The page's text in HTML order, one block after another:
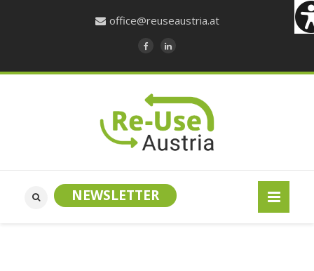
office@reuseaustria.at
NEWSLETTER